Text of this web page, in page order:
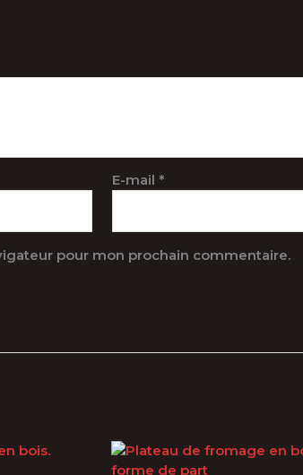
E-mail *
pour mon prochain commentaire.